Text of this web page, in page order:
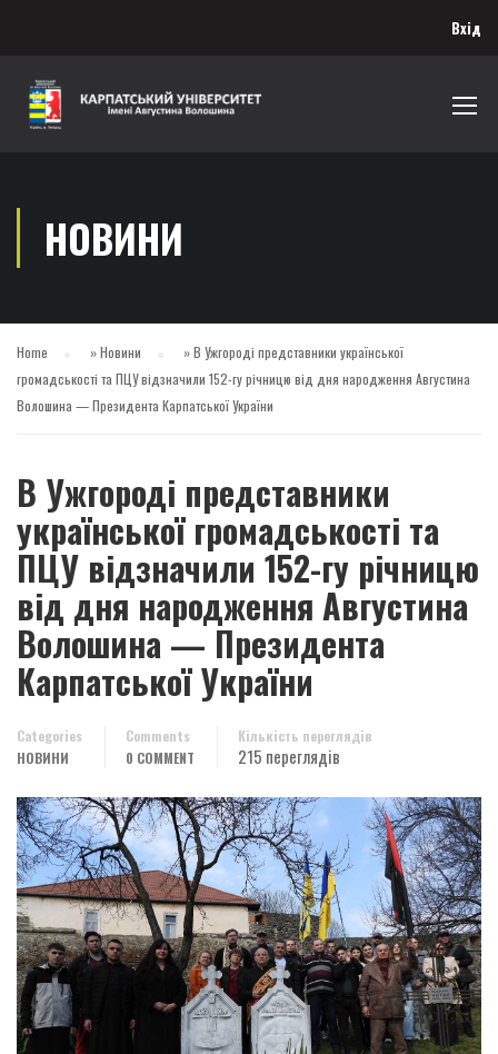
Вхід
НОВИНИ
Home »Новини »В Ужгороді представники української
громадськості та ПЦУ відзначили 152-гу річницю від дня народження Августина
Волошина — Президента Карпатської України
В Ужгороді представники
української громадськості та
ПЦУ відзначили 152-гу річницю
від дня народження Августина
Волошина — Президента
Карпатської України
Categories
НОВИНИ
Comments
0 COMMENT
Кількість переглядів
215 переглядів